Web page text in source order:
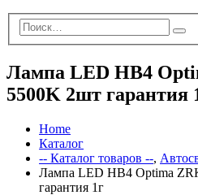
Лампа LED HB4
5500K 2шт гарантия
Home
Каталог
-- Каталог товаров --,
Лампа LED HB4 Optima
гарантия 1г